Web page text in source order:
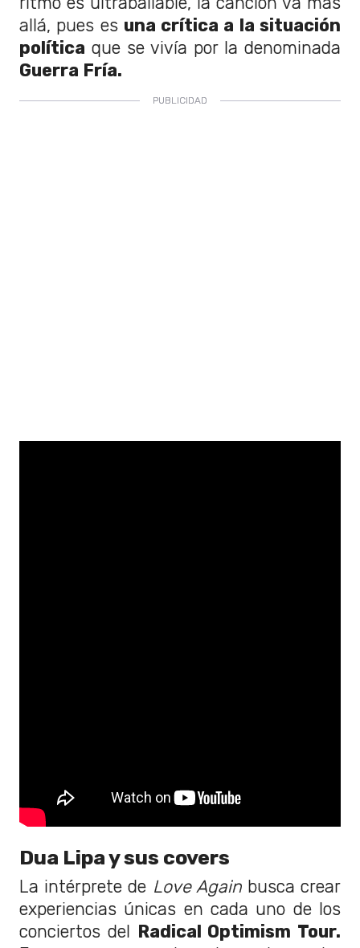
allá, pues es una crítica a la situación
política que se vivía por la denominada
Guerra Fría.
Dua Lipa y sus covers
La intérprete de Love Againbusca crear
experiencias únicas en cada uno de los
conciertos del Radical Optimism Tour.